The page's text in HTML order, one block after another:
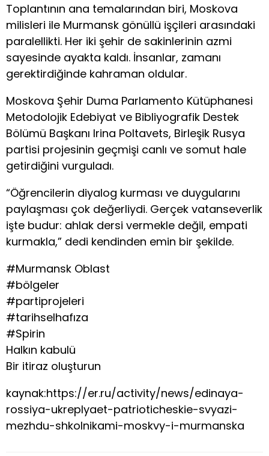
Toplantının ana temalarından biri, Moskova
milisleri ile Murmansk gönüllü işçileri arasındaki
paralellikti. Her iki şehir de sakinlerinin azmi
sayesinde ayakta kaldı. İnsanlar, zamanı
gerektirdiğinde kahraman oldular.
Moskova Şehir Duma Parlamento Kütüphanesi
Metodolojik Edebiyat ve Bibliyografik Destek
Bölümü Başkanı Irina Poltavets, Birleşik Rusya
partisi projesinin geçmişi canlı ve somut hale
getirdiğini vurguladı.
“Öğrencilerin diyalog kurması ve duygularını
paylaşması çok değerliydi. Gerçek vatanseverlik
işte budur: ahlak dersi vermekle değil, empati
kurmakla,” dedi kendinden emin bir şekilde.
#Murmansk Oblast
#bölgeler
#partiprojeleri
#tarihselhafıza
#Spirin
Halkın kabulü
Bir itiraz oluşturun
kaynak:https://er.ru/activity/news/edinaya-
rossiya-ukreplyaet-patrioticheskie-svyazi-
mezhdu-shkolnikami-moskvy-i-murmanska